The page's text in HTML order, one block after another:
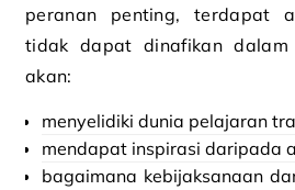
peranan penting, terdapat
tidak dapat dinafikan
akan:
menyelidiki dunia pelajaran
mendapat inspirasi daripada
bagaimana kebijaksanaan